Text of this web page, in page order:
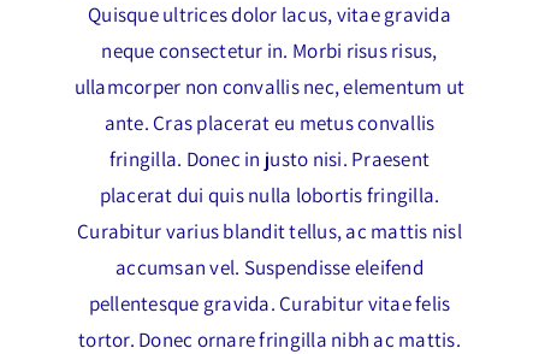
Quisque ultrices dolor lacus, vitae gravida
neque consectetur in. Morbi risus risus,
ullamcorper non convallis nec, elementum ut
ante. Cras placerat eu metus convallis
fringilla. Donec in justo nisi. Praesent
placerat dui quis nulla lobortis fringilla.
Curabitur varius blandit tellus, ac mattis nisl
accumsan vel. Suspendisse eleifend
pellentesque gravida. Curabitur vitae felis
tortor. Donec ornare fringilla nibh ac mattis.